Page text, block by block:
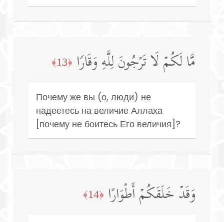
مَّا لَكُمۡ لَا تَرۡجُونَ لِلَّهِ وَقَارࣰا ﴿13﴾
Почему же вы (о, люди) не
надеетесь на величие Аллаха
[почему не боитесь Его величия]?
وَقَدۡ خَلَقَكُمۡ أَطۡوَارًا ﴿14﴾